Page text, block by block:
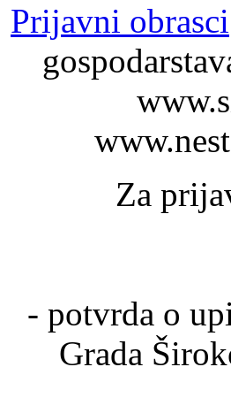
Prijavni obrasci
Za
- potvrda o
Grada